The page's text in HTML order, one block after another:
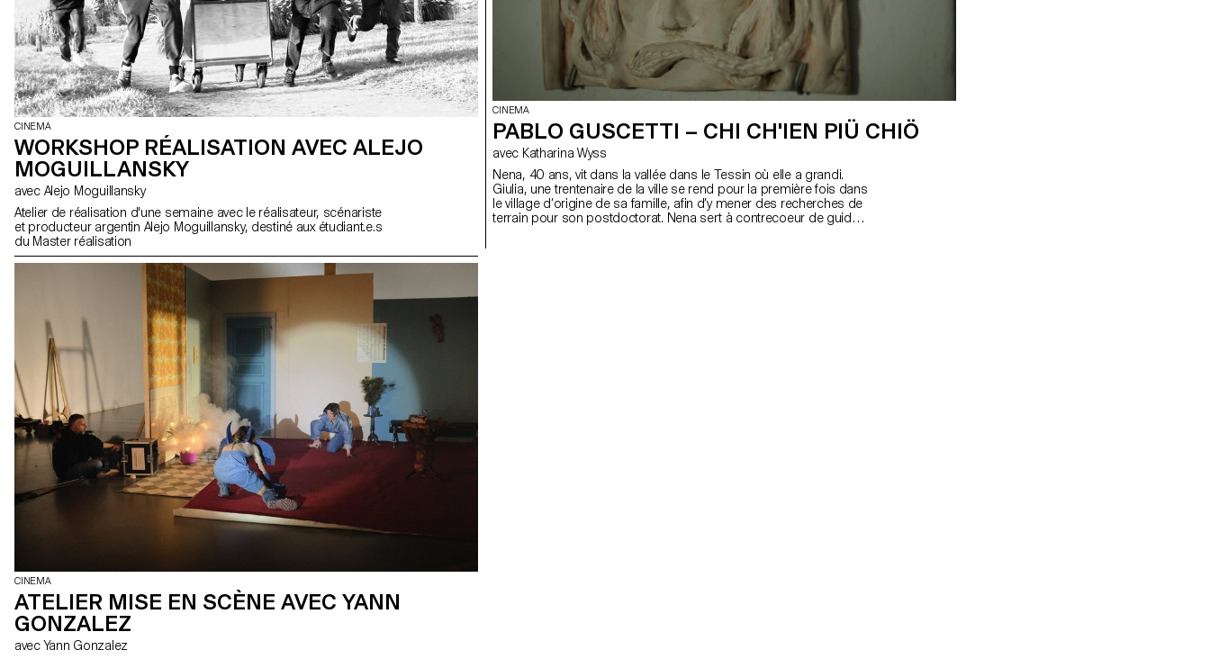
CINEMA
WORKSHOP RÉALISATION AVEC ALEJO
MOGUILLANSKY
avec Alejo Moguillansky
Atelier de réalisation d'une semaine avec le réalisateur, scénariste
et producteur argentin Alejo Moguillansky, destiné aux étudiant.e.s
du Master réalisation
CINEMA
PABLO GUSCETTI – CHI CH'IEN PIÜ CHIÖ
avec Katharina Wyss
Nena, 40 ans, vit dans la vallée dans le Tessin où elle a grandi.
Giulia, une trentenaire de la ville se rend pour la première fois dans
le village d’origine de sa famille, afin d’y mener des recherches de
terrain pour son postdoctorat. Nena sert à contrecoeur de guide à
CINEMA
ATELIER MISE EN SCÈNE AVEC YANN
GONZALEZ
avec Yann Gonzalez